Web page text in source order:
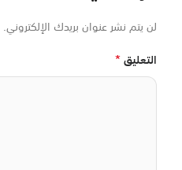
لن يتم نشر عنوان بريدك الإلكتروني.
التعليق*